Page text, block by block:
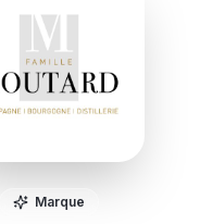
Marque